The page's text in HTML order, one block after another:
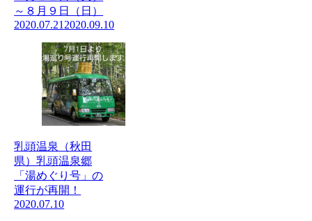
～８月９日（日）
2020.07.21 2020.09.10
乳頭温泉（秋田
県）乳頭温泉郷
「湯めぐり号」の
運行が再開！
2020.07.10